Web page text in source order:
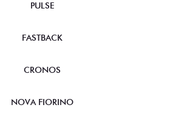
PULSE
FASTBACK
CRONOS
NOVA FIORINO